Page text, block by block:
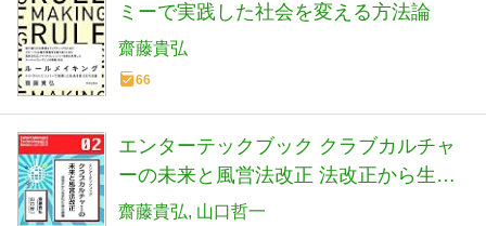
ミーで実践した社会を変える方法論
齋藤貴弘
66
エンターテックブック クラブカルチャ
ーの未来と風営法改正 法改正から生ま
れた夜の価値
齋藤貴弘 山口哲一